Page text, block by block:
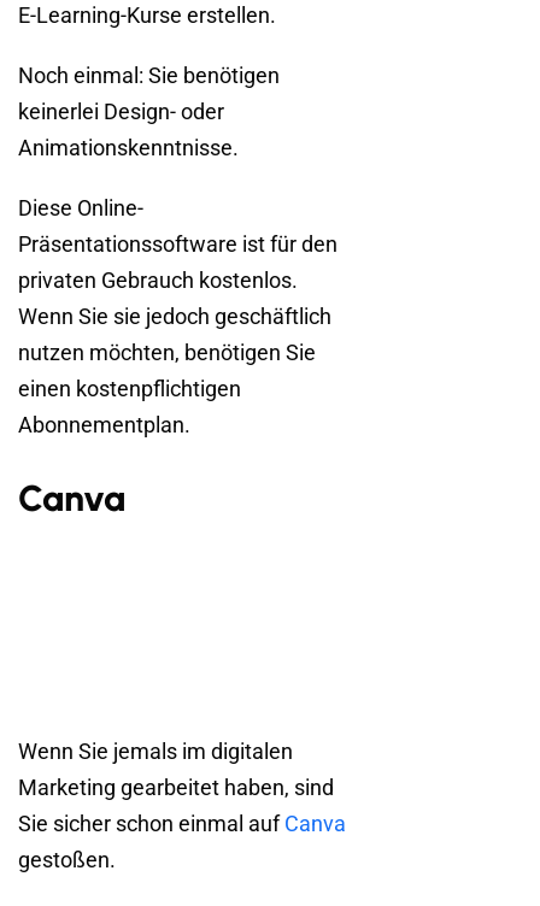
E-Learning-Kurse erstellen.
Noch einmal: Sie benötigen
keinerlei Design- oder
Animationskenntnisse.
Diese Online-
Präsentationssoftware ist für den
privaten Gebrauch kostenlos.
Wenn Sie sie jedoch geschäftlich
nutzen möchten, benötigen Sie
einen kostenpflichtigen
Abonnementplan.
Canva
Wenn Sie jemals im digitalen
Marketing gearbeitet haben, sind
Sie sicher schon einmal aufCanva
gestoßen.